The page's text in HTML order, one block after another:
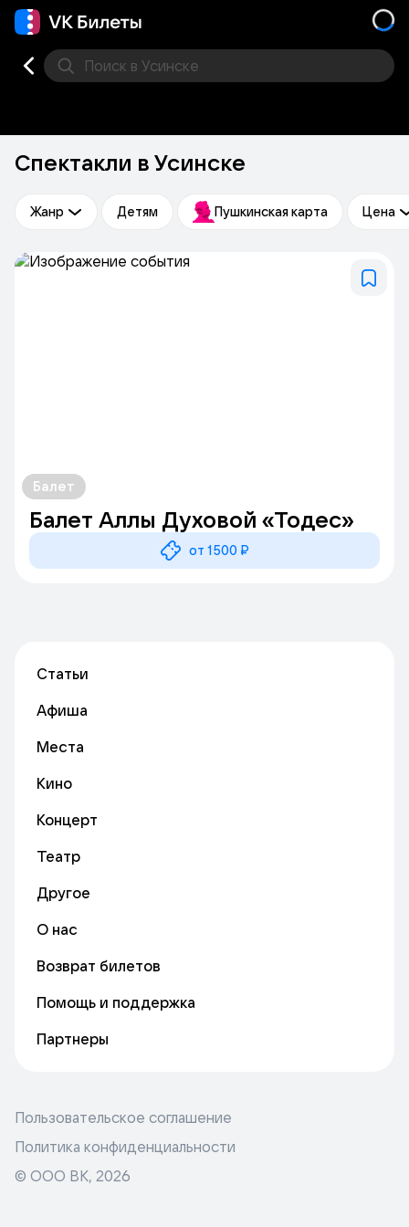
Поиск в Усинске
Спектакли в Усинске
Жанр Детям Пушкинская карта Цена
Балет
Балет Аллы Духовой «Тодес»
от 1500 ₽
Статьи
Афиша
Места
Кино
Концерт
Театр
Другое
О нас
Возврат билетов
Помощь и поддержка
Партнеры
Пользовательское соглашение
Политика конфиденциальности
© ООО ВК, 2026